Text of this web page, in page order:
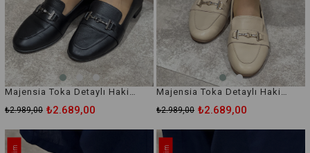
Majensia Toka Detaylı Hakiki Deri Babet
₺2.689,00
₺2.989,00
Majensia Toka Detaylı Hakiki Deri Babet
₺2.689,00
₺2.989,00